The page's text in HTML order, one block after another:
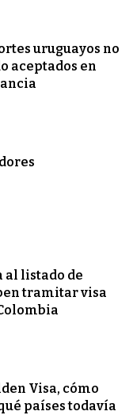
uruguayos no
aceptados en
listado de
tramitar visa
Visa, cómo
países todavía